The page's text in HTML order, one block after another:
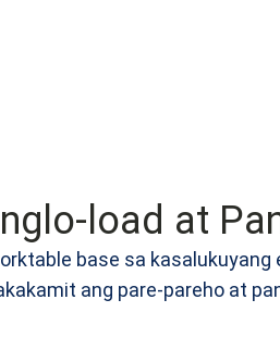
load at
base sa
ang pare-pareho at